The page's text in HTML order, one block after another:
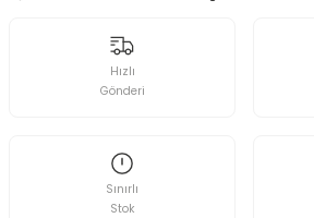
Hızlı
Gönderi
Sınırlı
Stok